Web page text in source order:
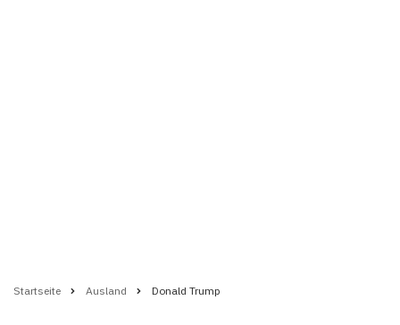
Pfadnavigation
Startseite Ausland Donald Trump